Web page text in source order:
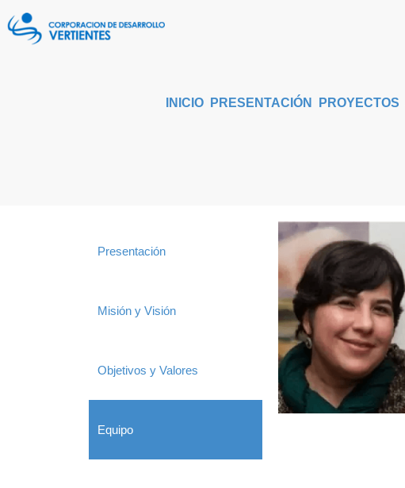
INICIO PRESENTACIÓN PROYECTOS
Presentación
Misión y Visión
Objetivos y Valores
Equipo